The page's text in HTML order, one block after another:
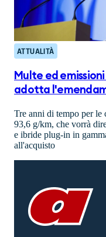
ATTUALITÀ
Multe ed
adotta
Tre anni di tempo per le
93,6 g/km, che vorrà
e ibride plug-in in
all'acquisto